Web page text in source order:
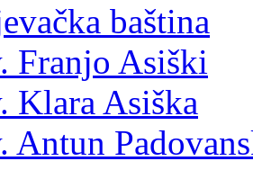
baština
Franjo Asiški
Klara Asiška
Antun